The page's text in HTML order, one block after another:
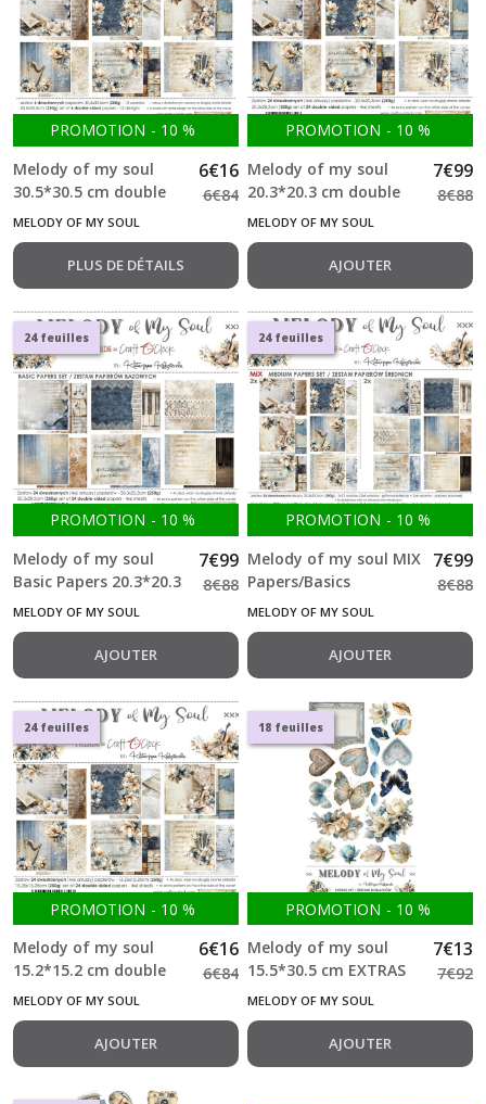
PROMOTION - 10 %
Melody of my soul
30.5*30.5 cm double
Face Bloc 6 feuilles + 1
6€16
6€84
MELODY OF MY SOUL
PLUS DE DÉTAILS
PROMOTION - 10 %
Melody of my soul
20.3*20.3 cm double
Face 24 feuilles + 1 f
7€99
8€88
MELODY OF MY SOUL
AJOUTER
24 feuilles
PROMOTION - 10 %
Melody of my soul
Basic Papers 20.3*20.3
cm double Face 24
7€99
8€88
MELODY OF MY SOUL
AJOUTER
24 feuilles
PROMOTION - 10 %
Melody of my soul MIX
Papers/Basics
20.3*20.3 cm double
Craft o Clock
7€99
8€88
MELODY OF MY SOUL
AJOUTER
24 feuilles
PROMOTION - 10 %
Melody of my soul
15.2*15.2 cm double
Face 24 feuilles + 2 f
Craft o Clock
6€16
6€84
MELODY OF MY SOUL
AJOUTER
18 feuilles
PROMOTION - 10 %
Melody of my soul
15.5*30.5 cm EXTRAS
SET Flowers double
Face Bloc 2*9 feuilles
double +1 f Craft o
Clock
7€13
7€92
MELODY OF MY SOUL
AJOUTER
Baby
Girl
Universe
(9)
BOY
&
TOY
(3)
Emerald
(9)
GIRL
&
CURL
(1)
Heart
of
the
(8)
Heritage
Whispers
(9)
It's
My
Party
(9)
Jolly
Season
(2)
Loving